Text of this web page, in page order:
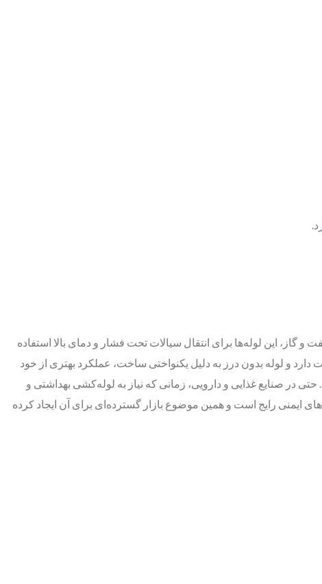
این لوله‌ها برای انتقال سیالات تحت فشار و دمای بالا استفاده
و لوله بدون درز به دلیل یکنواختی ساخت، عملکرد بهتری از خود
در صنایع غذایی و دارویی، زمانی که نیاز به لوله‌کشی بهداشتی و
ایمنی رایج است و همین موضوع بازار گسترده‌ای برای آن ایجاد کرده